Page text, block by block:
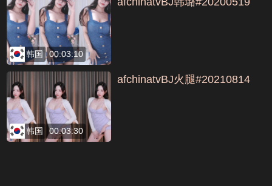
韩国 00:03:10
韩国 00:03:30
afchinatvBJ火腿#20210814